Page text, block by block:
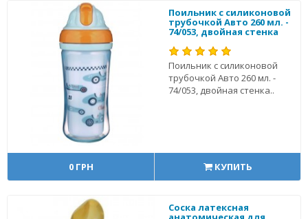
Поильник с силиконовой
трубочкой Авто 260 мл. -
74/053, двойная стенка
Поильник с силиконовой
трубочкой Авто 260 мл. -
74/053, двойная стенка..
0 ГРН КУПИТЬ
Соска латексная